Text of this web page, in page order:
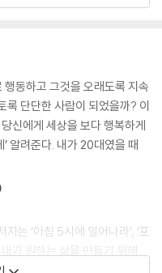
못하는 걸까?
지 못하기 때문이다. 컨트롤
그대로 통제탑이다. 나를 통제
쉽다. 타인이 나를 통제하면 그
된다.
대로다. 선先 실행주의. 100
은 둘 다 하지 않고 그냥 잊어
세우면 바로 실행한다. 그리고
식들을 그때그때 찾아보며 배
을 배우게 된다. 더 이상의 비
은 단순히 스킬이나 요령이
실행주의!
지 않는다. 원하는 여가, 일,
와주고, 그것을 현실로 만드
동하고 그것을 오래도록 지속
록 단단한 사람이 되었을까? 이
신에게 세상을 보다 행복하게
알려준다. 내가 20대였을 때
는 ‘아침 5시에 일어나라’, ‘포
가 원하는 삶을 만들기 위해